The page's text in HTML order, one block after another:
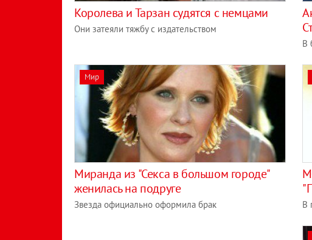
Королева и Тарзан судятся с немцами
Они затеяли тяжбу с издательством
В
Мир
Миранда из "Секса в большом городе"
женилась на подруге
Звезда официально оформила брак В